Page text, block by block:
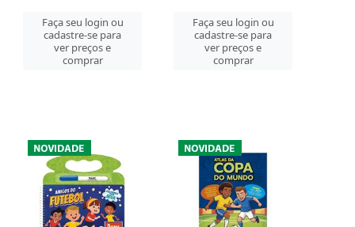
Faça seu login ou
cadastre-se para
ver preços e
comprar
Faça seu login ou
cadastre-se para
ver preços e
comprar